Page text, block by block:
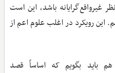
باشد، این است
رویکرد در اغلب علوم اعم از
باید بگویم که اساساً قصد